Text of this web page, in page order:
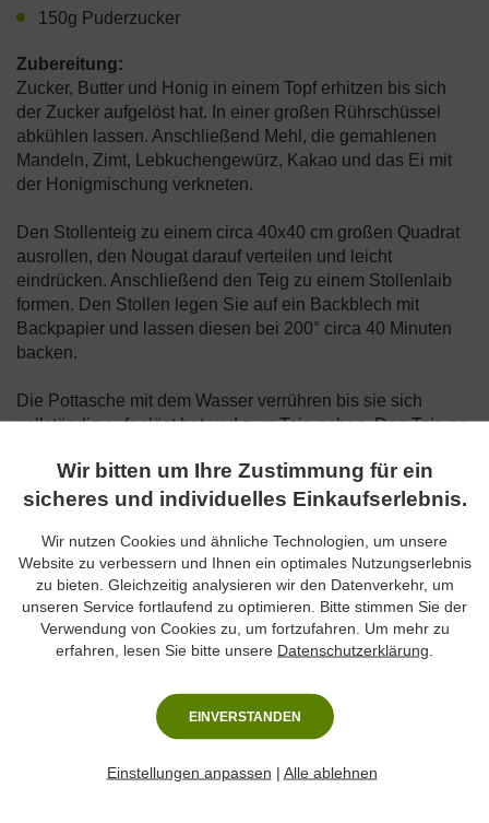
150g Puderzucker
Zubereitung:
Zucker, Butter und Honig in einem Topf erhitzen bis sich
der Zucker aufgelöst hat. In einer großen Rührschüssel
abkühlen lassen. Anschließend Mehl, die gemahlenen
Mandeln, Zimt, Lebkuchengewürz, Kakao und das Ei mit
der Honigmischung verkneten.
Den Stollenteig zu einem circa 40x40 cm großen Quadrat
ausrollen, den Nougat darauf verteilen und leicht
eindrücken. Anschließend den Teig zu einem Stollenlaib
formen. Den Stollen legen Sie auf ein Backblech mit
Backpapier und lassen diesen bei 200° circa 40 Minuten
backen.
Die Pottasche mit dem Wasser verrühren bis sie sich
vollständig aufgelöst hat und zum Teig geben. Den Teig so
nicht mehr klebt. Gegebenenfalls noch etwas mehr Mehl
zugeben.
Den Teig anschließend fest in Frischhaltefolie wickeln und
über Nacht im Kühlschrank ruhen lassen.
Den Teig auf einer bemehlten Arbeitsfläche circa 5 mm
dick ausrollen, mit beliebigen Formen ausstechen und auf
ein Backblech mit Backpapier legen. Bei 180° auf der
mittleren Schiene etwa 10 Minuten backen (Der
Lebkuchen sollte unten braun und oben noch weich sein.).
Vorsichtig vom Blech nehmen und auf einem Kuchengitter
Wir bitten um Ihre Zustimmung für ein
sicheres und individuelles Einkaufserlebnis.
Wir nutzen Cookies und ähnliche Technologien, um unsere
Website zu verbessern und Ihnen ein optimales Nutzungserlebnis
zu bieten. Gleichzeitig analysieren wir den Datenverkehr, um
unseren Service fortlaufend zu optimieren. Bitte stimmen Sie der
Verwendung von Cookies zu, um fortzufahren. Um mehr zu
erfahren, lesen Sie bitte unsere Datenschutzerklärung
EINVERSTANDEN
Einstellungen anpassen | Alle ablehnen